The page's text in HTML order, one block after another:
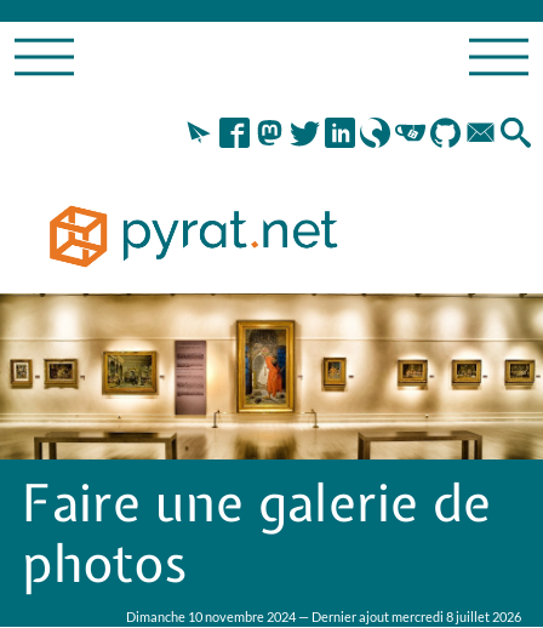
Faire une galerie de
photos
Dimanche 10 novembre 2024 — Dernier ajout mercredi 8 juillet 2026